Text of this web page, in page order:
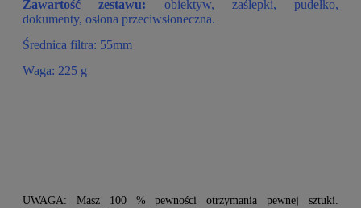
Zawartość zestawu: obiektyw, zaślepki, pudełko,
dokumenty, osłona przeciwsłoneczna.
Średnica filtra: 55mm
Waga: 225 g
UWAGA: Masz 100 % pewności otrzymania pewnej sztuki.